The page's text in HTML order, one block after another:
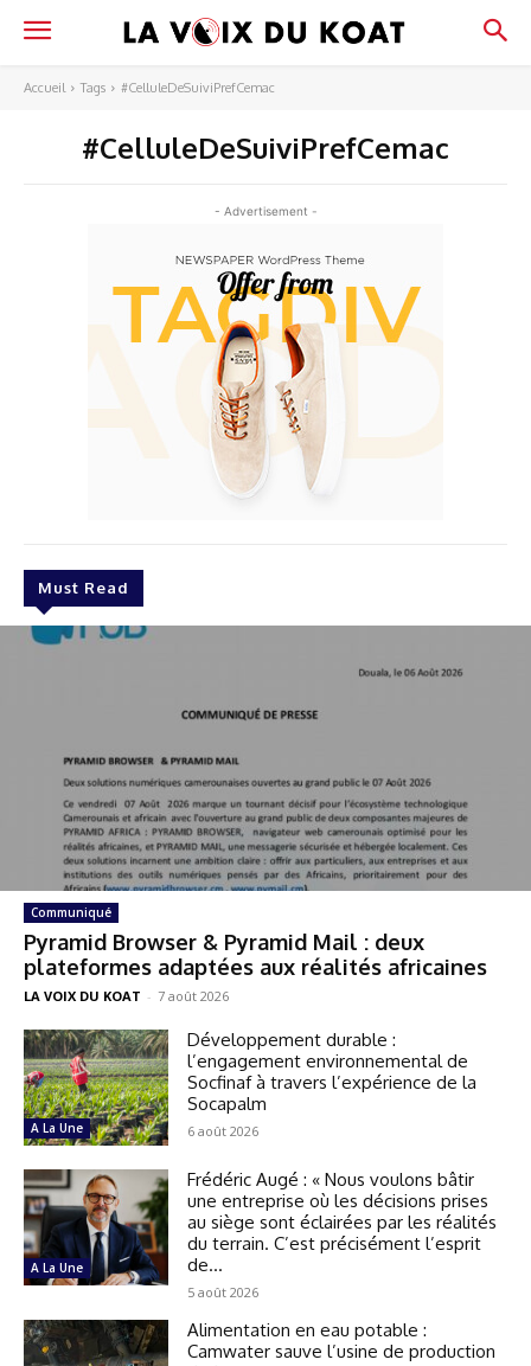
Accueil Tags #CelluleDeSuiviPrefCemac
#CelluleDeSuiviPrefCemac
- Advertisement -
Must Read
Communiqué
Pyramid Browser & Pyramid Mail : deux
plateformes adaptées aux réalités africaines
LA VOIX DU KOAT - 7 août 2026
A La Une
Développement durable :
l’engagement environnemental de
Socfinaf à travers l’expérience de la
Socapalm
6 août 2026
A La Une
Frédéric Augé : « Nous voulons bâtir
une entreprise où les décisions prises
au siège sont éclairées par les réalités
du terrain. C’est précisément l’esprit
de...
5 août 2026
Alimentation en eau potable :
Camwater sauve l’usine de production